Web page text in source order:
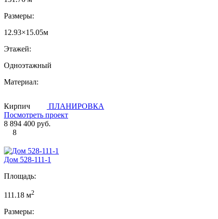
Размеры:
12.93×15.05м
Этажей:
Одноэтажный
Материал:
Кирпич
ПЛАНИРОВКА
Посмотреть проект
8 894 400 руб.
8
Дом 528-111-1
Площадь:
111.18 м2
Размеры: